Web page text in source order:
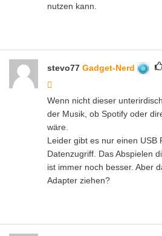
nutzen kann.
stevo77 Gadget-Nerd
Wenn nicht dieser
der Musik, ob Spotify oder
wäre.
Leider gibt es nur einen USB
Datenzugriff. Das Abspielen
ist immer noch besser. Aber
Adapter ziehen?